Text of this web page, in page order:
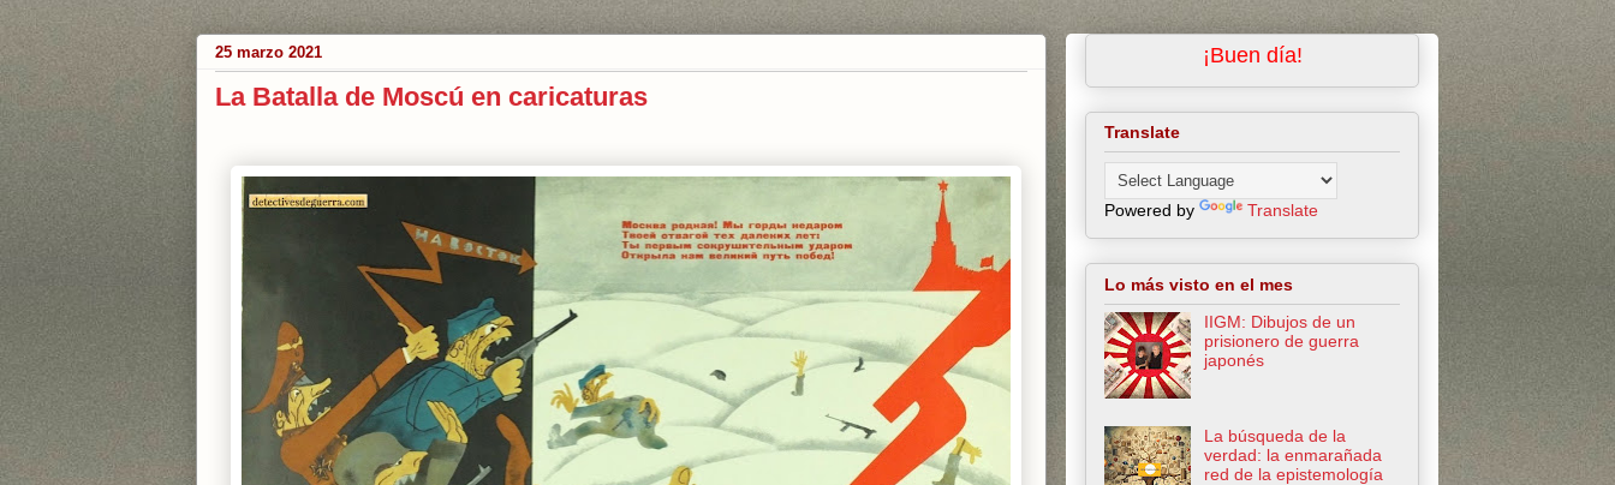
25 marzo 2021
La Batalla de Moscú en caricaturas
¡Buen día!
Translate
Powered by Translate
Lo más visto en el mes
IIGM: Dibujos de un
prisionero de guerra
japonés
La búsqueda de la
verdad: la enmarañada
red de la epistemología